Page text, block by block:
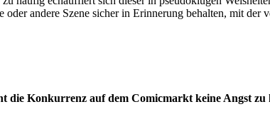
andere Szene sicher in Erinnerung behalten, mit
die Konkurrenz auf dem Comicmarkt keine Angst